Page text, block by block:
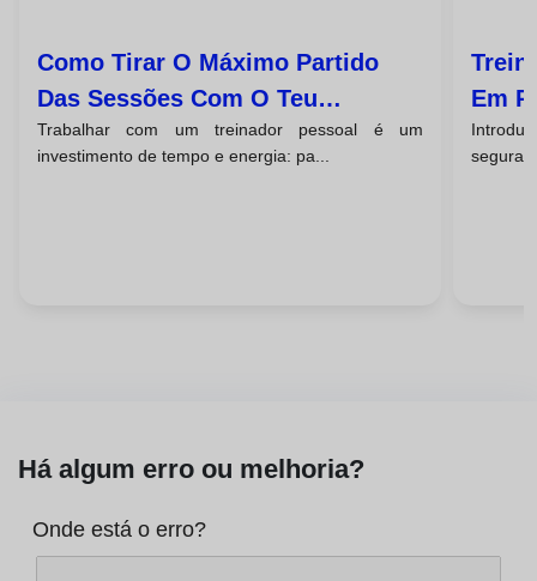
Como Tirar O Máximo Partido
Das Sessões Com O Teu
Treinador Pessoal
Trabalhar com um treinador pessoal é um
investimento de tempo e energia: pa...
Em
Há algum erro ou melhoria?
Onde está o erro?